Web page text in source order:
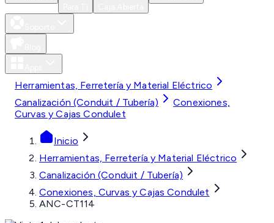
Herramientas, Ferretería y Material Eléctrico
Canalización (Conduit / Tubería)
Conexiones,
Curvas y Cajas Condulet
Inicio
Herramientas, Ferretería y Material Eléctrico
Canalización (Conduit / Tubería)
Conexiones, Curvas y Cajas Condulet
ANC-CT114